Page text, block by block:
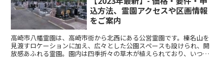
込方法、霊園アクセスや区画情報
をご案内
高崎市八幡霊園は、高崎市街から北西にある公営霊園です。榛名山を
見渡すロケーションに加え、広々とした公園スペースも設けられ、開
放感あふれる霊園。園内は四季折々の草木が植えられており、いつ訪